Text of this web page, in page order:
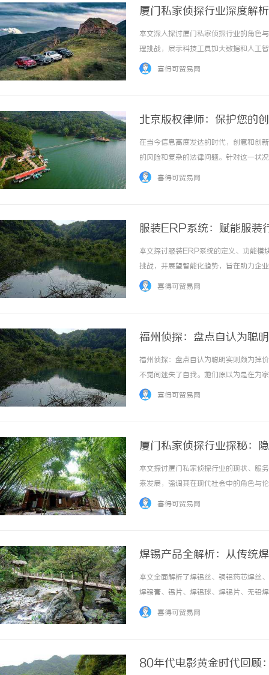
厦门私家侦探行业深度解
本文深入探讨厦门私家侦探行业的角色
理挑战，展示科技工具如大数据和人工
望更健康发展，持续为城市提供隐私与
喜得可贸易网
北京版权律师：保护您的
在当今信息高度发达的时代，创意和创
的风险和复杂的法律问题。针对这一状
挥着不可或缺的作用。在这篇文章中，
喜得可贸易网
服装ERP系统：赋能服装
本文探讨服装ERP系统的定义、功能模
挑战，并展望智能化趋势，旨在助力企
喜得可贸易网
福州侦探：盘点自认为聪
福州侦探：盘点自认为聪明实则颇为掉
不觉间迷失了自我。她们原以为是在为
耗着自身的价值与魅力。今天，就让我
喜得可贸易网
厦门私家侦探行业探秘：
本文探讨厦门私家侦探行业的现状、服
来发展，强调其在现代社会中的角色与
喜得可贸易网
焊锡产品全解析：从传统
本文全面解析了焊锡丝、铜铝药芯焊
焊锡膏、锡片、焊锡球、焊锡片、无铅
环保趋势在全球焊接市场中的重要性，
喜得可贸易网
80年代电影黄金时代回顾